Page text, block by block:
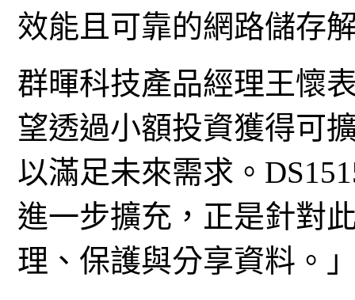
效能且可靠的網路儲存
群暉科技產品經理王懷
望透過小額投資獲得可
以滿足未來需求。
進一步擴充，正是針對
理、保護與分享資料。